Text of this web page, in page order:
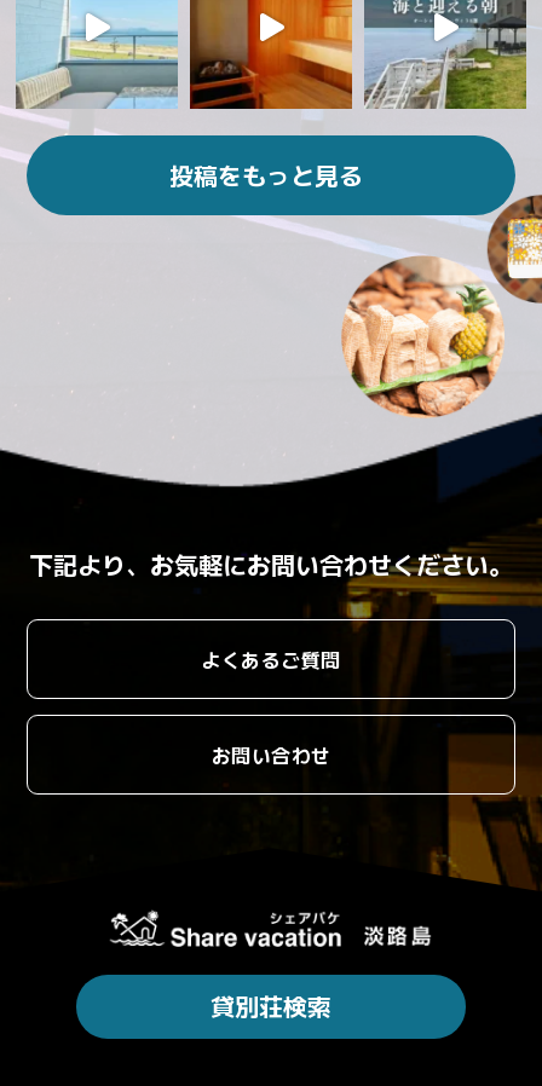
投稿をもっと見る
下記より、お気軽にお問い合わせください。
よくあるご質問
お問い合わせ
貸別荘検索